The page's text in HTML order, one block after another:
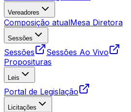
Vereadores
Composição atualMesa Diretora
Sessões
Sessões
Sessões Ao Vivo
Proposituras
Leis
Portal de Legislação
Licitações